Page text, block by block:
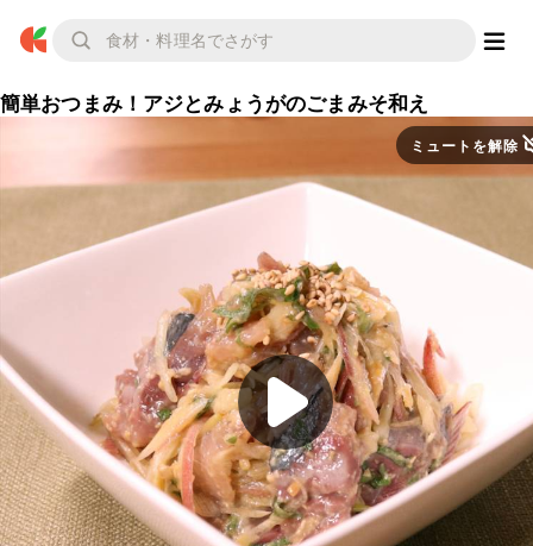
簡単おつまみ！アジとみょうがのごまみそ和え
ミュートを解除